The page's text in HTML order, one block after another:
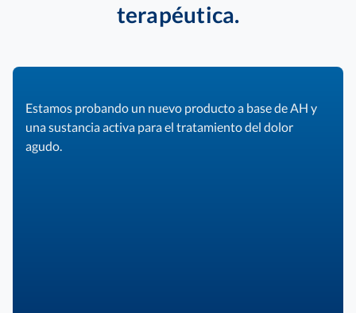
terapéutica.
Estamos probando un nuevo producto a base de AH y
una sustancia activa para el tratamiento del dolor
agudo.